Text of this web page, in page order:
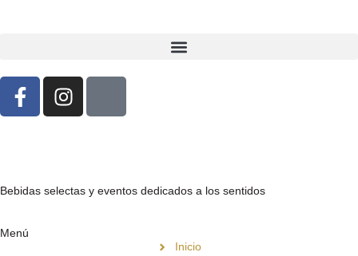
Bebidas selectas y eventos dedicados a los sentidos
Menú
Inicio